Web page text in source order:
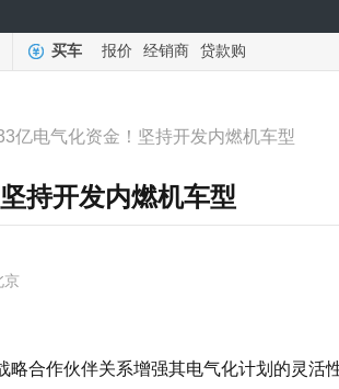
买车 报价 经销商 贷款购
亿电气化资金！坚持开发内燃机车型
持开发内燃机车型
京
略合作伙伴关系增强其电气化计划的灵活